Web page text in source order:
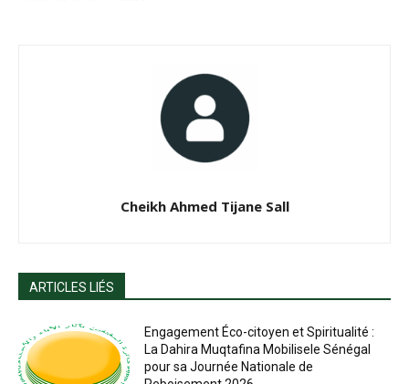
Cheikh Ahmed Tijane Sall
ARTICLES LIÉS
Engagement Éco-citoyen et Spiritualité :
La Dahira Muqtafina Mobilisele Sénégal
pour sa Journée Nationale de